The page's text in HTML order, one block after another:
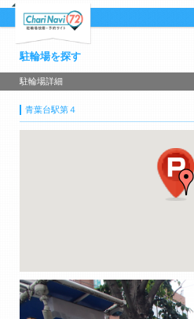
駐輪場を探す
駐輪場詳細
青葉台駅第４